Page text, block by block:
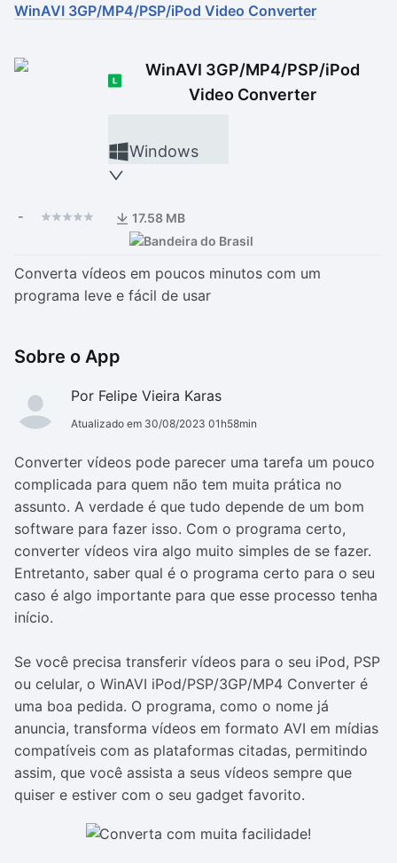
Ver mais
Ver mais
WinAVI 3GP/MP4/PSP/iPod Video Converter
WinAVI 3GP/MP4/PSP/iPod
Video Converter
Windows
- 17.58 MB
Converta vídeos em poucos minutos com um
programa leve e fácil de usar
Sobre o App
Por Felipe Vieira Karas
Atualizado em 30/08/2023 01h58min
Converter vídeos pode parecer uma tarefa um pouco
complicada para quem não tem muita prática no
assunto. A verdade é que tudo depende de um bom
software para fazer isso. Com o programa certo,
converter vídeos vira algo muito simples de se fazer.
Entretanto, saber qual é o programa certo para o seu
caso é algo importante para que esse processo tenha
início.
Se você precisa transferir vídeos para o seu iPod, PSP
ou celular, o WinAVI iPod/PSP/3GP/MP4 Converter é
uma boa pedida. O programa, como o nome já
anuncia, transforma vídeos em formato AVI em mídias
compatíveis com as plataformas citadas, permitindo
assim, que você assista a seus vídeos sempre que
quiser e estiver com o seu gadget favorito.